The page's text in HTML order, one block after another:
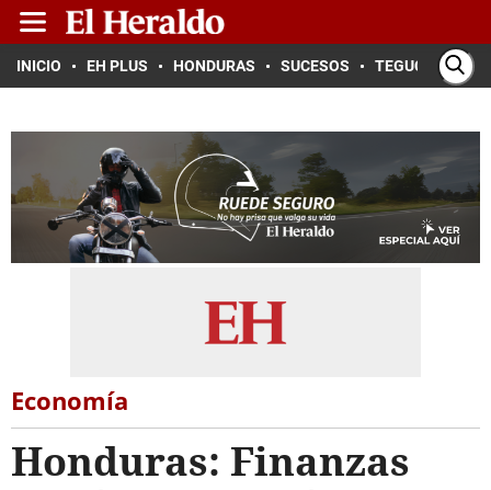
INICIO EH PLUS HONDURAS SUCESOS TEGUCIGALPA
Economía
Honduras: Finanzas